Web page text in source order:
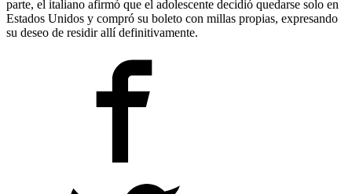
parte, el italiano afirmó que el adolescente decidió quedarse solo en
Estados Unidos y compró su boleto con millas propias, expresando
su deseo de residir allí definitivamente.